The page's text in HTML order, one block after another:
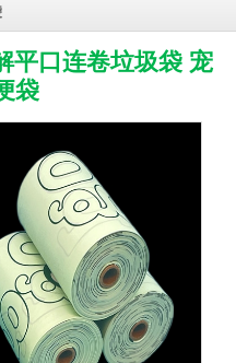
平口连卷垃圾袋 宠
袋